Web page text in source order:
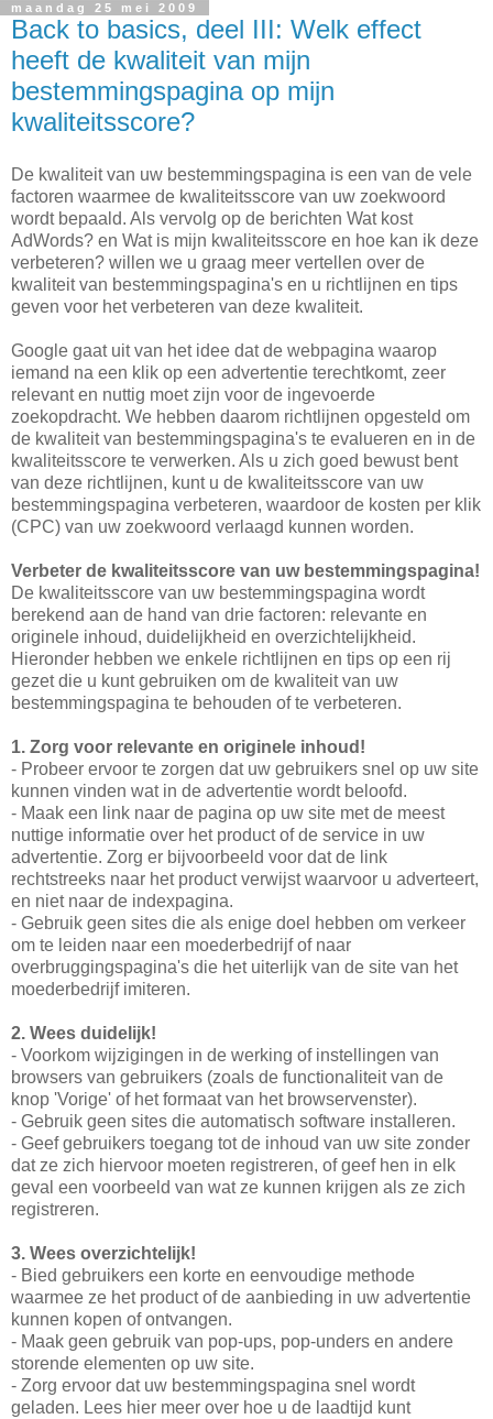
maandag 25 mei 2009
Back to basics, deel III: Welk effect
heeft de kwaliteit van mijn
bestemmingspagina op mijn
kwaliteitsscore?
De kwaliteit van uw bestemmingspagina is een van de vele
factoren waarmee de kwaliteitsscore van uw zoekwoord
wordt bepaald. Als vervolg op de berichten Wat kost
AdWords? en Wat is mijn kwaliteitsscore en hoe kan ik deze
verbeteren? willen we u graag meer vertellen over de
kwaliteit van bestemmingspagina's en u richtlijnen en tips
geven voor het verbeteren van deze kwaliteit.
Google gaat uit van het idee dat de webpagina waarop
iemand na een klik op een advertentie terechtkomt, zeer
relevant en nuttig moet zijn voor de ingevoerde
zoekopdracht. We hebben daarom richtlijnen opgesteld om
de kwaliteit van bestemmingspagina's te evalueren en in de
kwaliteitsscore te verwerken. Als u zich goed bewust bent
van deze richtlijnen, kunt u de kwaliteitsscore van uw
bestemmingspagina verbeteren, waardoor de kosten per klik
(CPC) van uw zoekwoord verlaagd kunnen worden.
Verbeter de kwaliteitsscore van uw bestemmingspagina!
De kwaliteitsscore van uw bestemmingspagina wordt
berekend aan de hand van drie factoren: relevante en
originele inhoud, duidelijkheid en overzichtelijkheid.
Hieronder hebben we enkele richtlijnen en tips op een rij
gezet die u kunt gebruiken om de kwaliteit van uw
bestemmingspagina te behouden of te verbeteren.
1. Zorg voor relevante en originele inhoud!
- Probeer ervoor te zorgen dat uw gebruikers snel op uw site
kunnen vinden wat in de advertentie wordt beloofd.
- Maak een link naar de pagina op uw site met de meest
nuttige informatie over het product of de service in uw
advertentie. Zorg er bijvoorbeeld voor dat de link
rechtstreeks naar het product verwijst waarvoor u adverteert,
en niet naar de indexpagina.
- Gebruik geen sites die als enige doel hebben om verkeer
om te leiden naar een moederbedrijf of naar
overbruggingspagina's die het uiterlijk van de site van het
moederbedrijf imiteren.
2. Wees duidelijk!
- Voorkom wijzigingen in de werking of instellingen van
browsers van gebruikers (zoals de functionaliteit van de
knop 'Vorige' of het formaat van het browservenster).
- Gebruik geen sites die automatisch software installeren.
- Geef gebruikers toegang tot de inhoud van uw site zonder
dat ze zich hiervoor moeten registreren, of geef hen in elk
geval een voorbeeld van wat ze kunnen krijgen als ze zich
registreren.
3. Wees overzichtelijk!
- Bied gebruikers een korte en eenvoudige methode
waarmee ze het product of de aanbieding in uw advertentie
kunnen kopen of ontvangen.
- Maak geen gebruik van pop-ups, pop-unders en andere
storende elementen op uw site.
- Zorg ervoor dat uw bestemmingspagina snel wordt
geladen. Lees hier meer over hoe u de laadtijd kunt